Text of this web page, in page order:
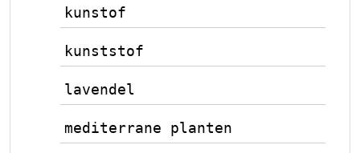
kunstof
kunststof
lavendel
mediterrane planten